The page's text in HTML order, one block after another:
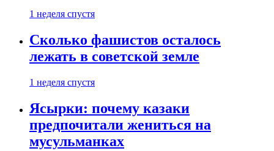
1 неделя спустя
Сколько фашистов осталось
лежать в советской земле
1 неделя спустя
Ясырки: почему казаки
предпочитали жениться на
мусульманках